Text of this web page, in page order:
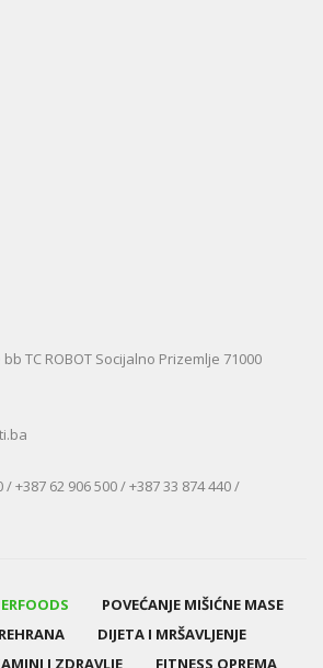
TC ROBOT Socijalno Prizemlje 71000
/ +387 62 906 500 / +387 33 874 440 /
POVEĆANJE MIŠIĆNE MASE
DIJETA I MRŠAVLJENJE
I ZDRAVLJE FITNESS OPREMA